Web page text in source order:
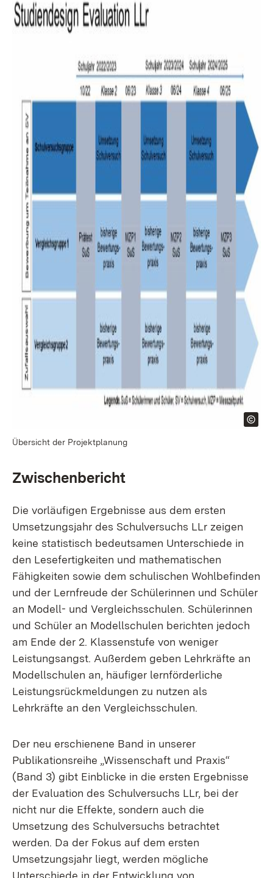
Übersicht der Projektplanung
Zwischenbericht
Die vorläufigen Ergebnisse aus dem ersten
Umsetzungsjahr des Schulversuchs LLr zeigen
keine statistisch bedeutsamen Unterschiede in
den Lesefertigkeiten und mathematischen
Fähigkeiten sowie dem schulischen Wohlbefinden
und der Lernfreude der Schülerinnen und Schüler
an Modell- und Vergleichsschulen. Schülerinnen
und Schüler an Modellschulen berichten jedoch
am Ende der 2. Klassenstufe von weniger
Leistungsangst. Außerdem geben Lehrkräfte an
Modellschulen an, häufiger lernförderliche
Leistungsrückmeldungen zu nutzen als
Lehrkräfte an den Vergleichsschulen.
Der neu erschienene Band in unserer
Publikationsreihe „Wissenschaft und Praxis“
(Band 3) gibt Einblicke in die ersten Ergebnisse
der Evaluation des Schulversuchs LLr, bei der
nicht nur die Effekte, sondern auch die
Umsetzung des Schulversuchs betrachtet
werden. Da der Fokus auf dem ersten
Umsetzungsjahr liegt, werden mögliche
Unterschiede in der Entwicklung von